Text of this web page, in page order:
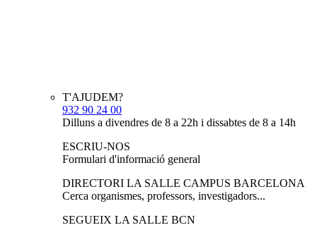
T'AJUDEM?
932 90 24 00
Dilluns a divendres de 8 a 22h i dissabtes de 8 a 14h
ESCRIU-NOS
Formulari d'informació general
DIRECTORI LA SALLE CAMPUS BARCELONA
Cerca organismes, professors, investigadors...
SEGUEIX LA SALLE BCN